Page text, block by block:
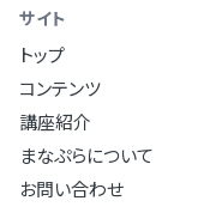
サイト
トップ
コンテンツ
講座紹介
まなぷらについて
お問い合わせ